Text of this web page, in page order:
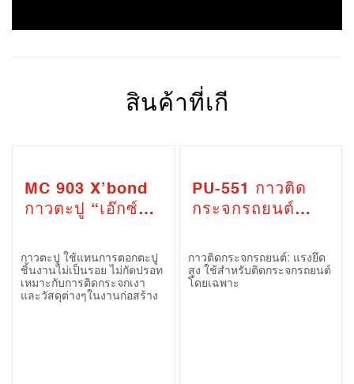
สินค้าที่เกี
MC 903 X’bond
กาวตะปู “เอ๊กซ์
X’bond
Construction
Adhesive
กาวตะปู ใช้แทนการตอกตะปู
ชิ้นงานไม่เป็นรอย ไม่กัดปรอท
เหมาะกับการติดกระจกเงา
และวัสดุต่างๆในงานก่อสร้าง
PU-551 กาวติด
กระจกรถยนต์
Glass Sealant)
กาวติดกระจกรถยนต์: แรงยึด
สูง ใช้สำหรับติดกระจกรถยนต์
โดยเฉพาะ